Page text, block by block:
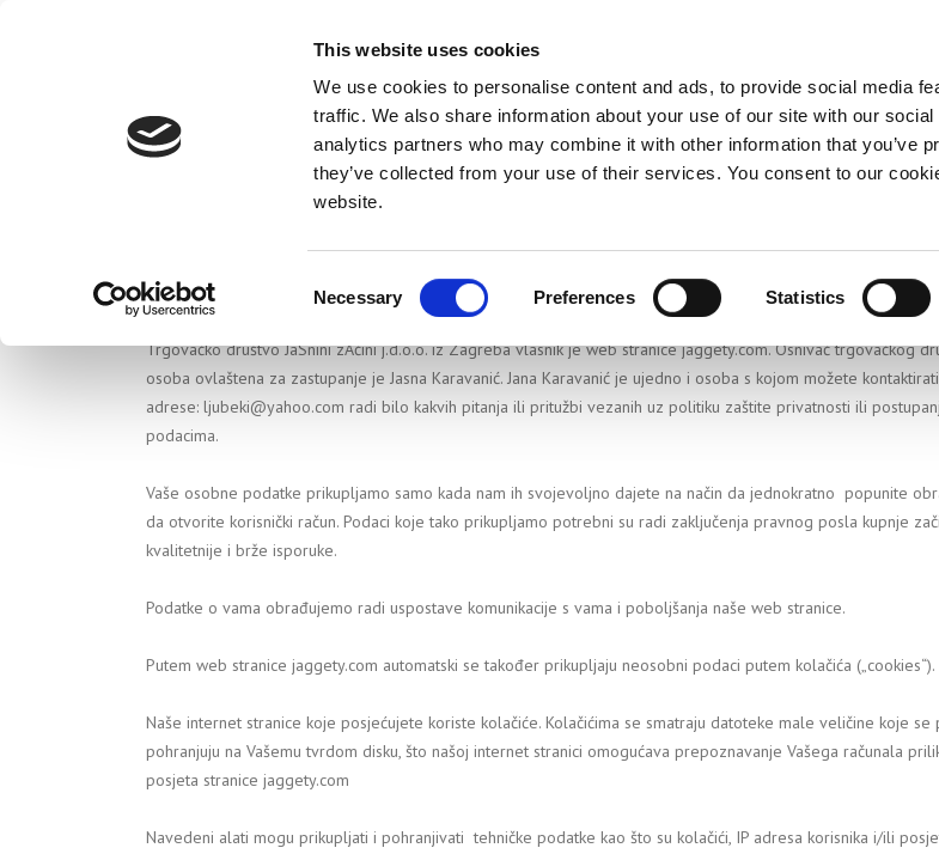
This website uses cookies
We use cookies to personalise content and ads, to provide social media
traffic. We also share information about your use of our site with our
analytics partners who may combine it with other information that you’ve
they’ve collected from your use of their services. You consent to our
website.
Selection
Necessary Preferences Statistics
Pravila privatnosti
Trgovačko društvo JaSnini zAčini j.d.o.o. iz Zagreba vlasnik je web stranice jaggety.com. Osnivač trgovačkog
osoba ovlaštena za zastupanje je Jasna Karavanić. Jana Karavanić je ujedno i osoba s kojom možete
adrese: ljubeki@yahoo.com radi bilo kakvih pitanja ili pritužbi vezanih uz politiku zaštite privatnosti ili
podacima.
Vaše osobne podatke prikupljamo samo kada nam ih svojevoljno dajete na način da jednokratno popunite
da otvorite korisnički račun. Podaci koje tako prikupljamo potrebni su radi zaključenja pravnog posla kupnje
kvalitetnije i brže isporuke.
Podatke o vama obrađujemo radi uspostave komunikacije s vama i poboljšanja naše web stranice.
Putem web stranice jaggety.com automatski se također prikupljaju neosobni podaci putem kolačića („cookies“).
Naše internet stranice koje posjećujete koriste kolačiće. Kolačićima se smatraju datoteke male veličine koje se
pohranjuju na Vašemu tvrdom disku, što našoj internet stranici omogućava prepoznavanje Vašega računala
posjeta stranice jaggety.com
Navedeni alati mogu prikupljati i pohranjivati tehničke podatke kao što su kolačići, IP adresa korisnika i/ili